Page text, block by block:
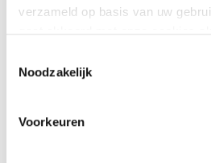
verzameld op basis van uw
Noodzakelijk
Voorkeuren